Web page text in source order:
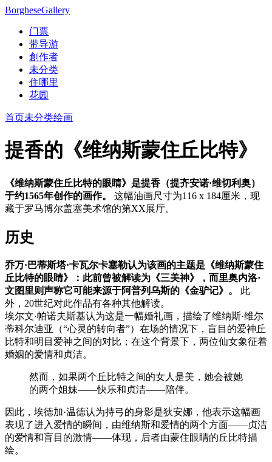
BorgheseGallery
门票
带导游
創作者
未分类
住哪里
花园
首页未分类绘画
提香的《维纳斯蒙住丘比特》
《维纳斯蒙住丘比特的眼睛》是提香（提齐安诺·维切利奥）
于约1565年创作的画作。
这幅油画尺寸为116 x 184厘米，现
藏于罗马博尔盖塞美术馆的第XX展厅。
历史
乔万·巴蒂斯塔·卡瓦尔卡塞勒认为该画的主题是《维纳斯蒙住
丘比特的眼睛》：此前曾被解读为《三美神》，而里奥内洛·
文图里则声称它可能来源于阿普列乌斯的《金驴记》。
此
外，20世纪对此作品有各种其他解读。
埃尔文·帕诺夫斯基认为这是一幅婚礼画，描绘了维纳斯·维尔
蒂科尔迪亚（“心灵的转向者”）在场的情况下，盲目的爱神丘
比特和明目爱神之间的对比；在这个背景下，两位仙女象征着
婚姻的爱情和贞洁。
然而，如果两个丘比特之间的女人是美，她会被她
的两个姐妹——快乐和贞洁——陪伴。
因此，埃德加·温德认为持弓的身影是狄安娜，他表示这幅画
表现了进入爱情的瞬间，由维纳斯和爱情的两个方面——贞洁
的爱情和盲目的激情——体现，后者由蒙住眼睛的丘比特描
绘。